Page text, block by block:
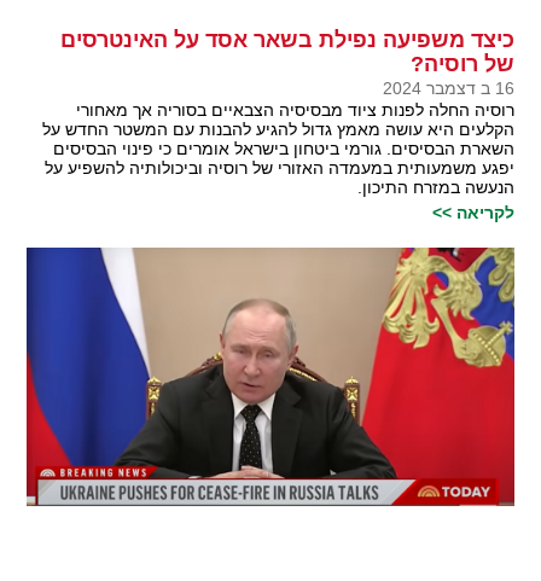
כיצד משפיעה נפילת בשאר אסד על האינטרסים
של רוסיה?
16 ב דצמבר 2024
רוסיה החלה לפנות ציוד מבסיסיה הצבאיים בסוריה אך מאחורי
הקלעים היא עושה מאמץ גדול להגיע להבנות עם המשטר החדש על
השארת הבסיסים. גורמי ביטחון בישראל אומרים כי פינוי הבסיסים
יפגע משמעותית במעמדה האזורי של רוסיה וביכולותיה להשפיע על
הנעשה במזרח התיכון.
לקריאה >>